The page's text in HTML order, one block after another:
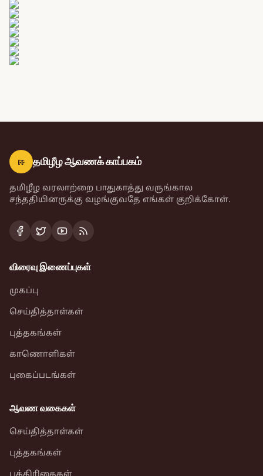
ஈ தமிழீழ ஆவணக் காப்பகம்
தமிழீழ வரலாற்றை பாதுகாத்து வருங்கால
சந்ததியினருக்கு வழங்குவதே எங்கள் குறிக்கோள்.
விரைவு இணைப்புகள்
முகப்பு
செய்தித்தாள்கள்
புத்தகங்கள்
காணொளிகள்
புகைப்படங்கள்
ஆவண வகைகள்
செய்தித்தாள்கள்
புத்தகங்கள்